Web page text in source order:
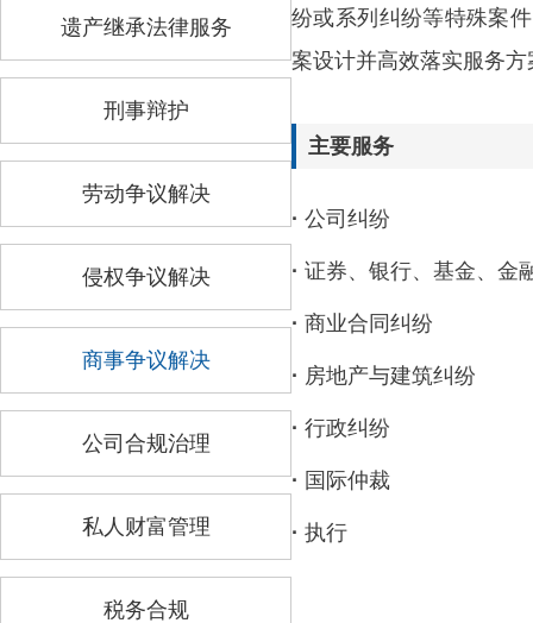
遗产继承法律服务
刑事辩护
劳动争议解决
侵权争议解决
商事争议解决
公司合规治理
私人财富管理
税务合规
纷或系列纠纷等特殊案
案设计并高效落实服务方
主要服务
· 公司纠纷
· 证券、银行、基金、金
· 商业合同纠纷
· 房地产与建筑纠纷
· 行政纠纷
· 国际仲裁
· 执行